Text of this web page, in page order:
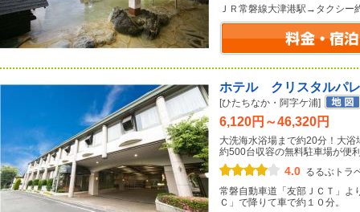
ＪＲ常磐線大津港駅→タクシー
ホテル クリスタルパ
[ひたちなか・阿字ケ浦]
6,120円～46,320円
大洗海水浴場まで約20分！大
約500台収容の無料駐車場が便
4.0 るるぶトラ
常磐自動車道「友部ＪＣＴ」よ
Ｃ」で降りて車で約１０分。